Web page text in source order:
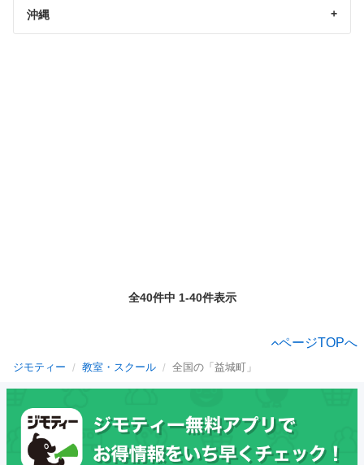
沖縄
全40件中 1-40件表示
ページTOPへ
ジモティー 教室・スクール 全国の「益城町」